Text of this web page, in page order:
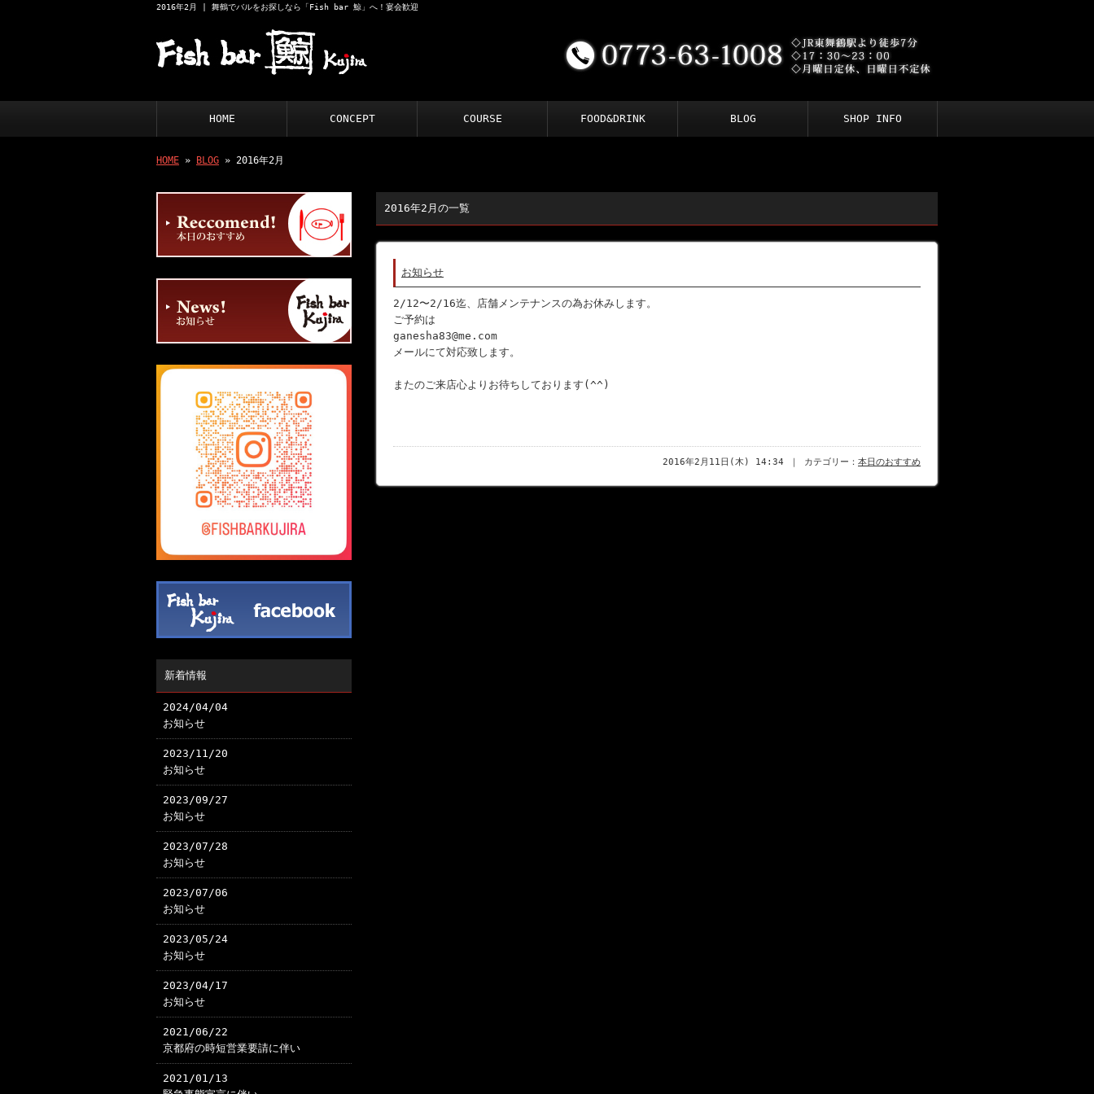
2016年2月 | 舞鶴でバルをお探しなら「Fish bar 鯨」へ！宴会歓迎
HOME CONCEPT COURSE FOOD&DRINK BLOG SHOP INFO
HOME » BLOG » 2016年2月
2016年2月の一覧
お知らせ
2/12〜2/16迄、店舗メンテナンスの為お休みします。
ご予約は
ganesha83@me.com
メールにて対応致します。
またのご来店心よりお待ちしております(^^)
2016年2月11日(木) 14:34 ｜ カテゴリー： 本日のおすすめ
新着情報
2024/04/04
お知らせ
2023/11/20
お知らせ
2023/09/27
お知らせ
2023/07/28
お知らせ
2023/07/06
お知らせ
2023/05/24
お知らせ
2023/04/17
お知らせ
2021/06/22
京都府の時短営業要請に伴い
2021/01/13